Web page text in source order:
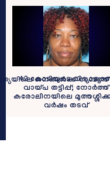
42 കോടിയുടെ
വായ്പ തട്ടിപ്പ്; നോർത്ത്
കരോലിനയിലെ
വർഷം തടവ്
ജനങ്ങള്‍ക്ക്